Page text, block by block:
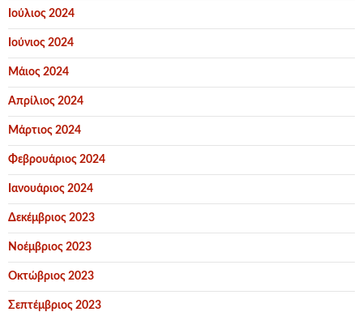
Ιούλιος 2024
Ιούνιος 2024
Μάιος 2024
Απρίλιος 2024
Μάρτιος 2024
Φεβρουάριος 2024
Ιανουάριος 2024
Δεκέμβριος 2023
Νοέμβριος 2023
Οκτώβριος 2023
Σεπτέμβριος 2023